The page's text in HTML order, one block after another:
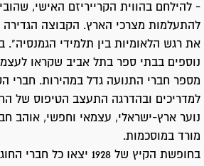
- להילחם בהווית הקרייריזם האישי,
להתעלמות מצרכי הארץ. הקבוצה
את רגש הלאומיות בין תלמידי הגמנסיה".
נוספים בבתי ספר בתל אביב שקראו
מספר חברי התנועה גדל במהירות. חברי
למדריכים ובהדרגה התעצב הטיפוס של
נוער ארץ-ישראלי, עצמאי וחפשי, אוהב
מורד במוסכמות.
בחופשת הקיץ של 1928 יצאו